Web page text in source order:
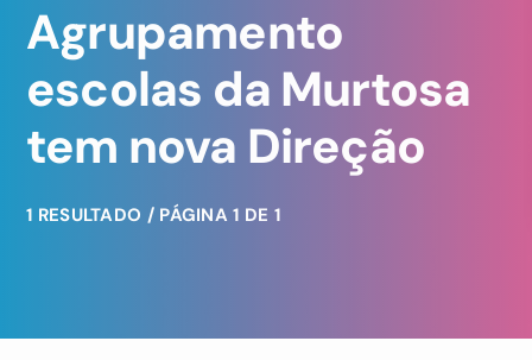
Agrupamento
escolas da Murtosa
tem nova Direção
1 RESULTADO / PÁGINA 1 DE 1